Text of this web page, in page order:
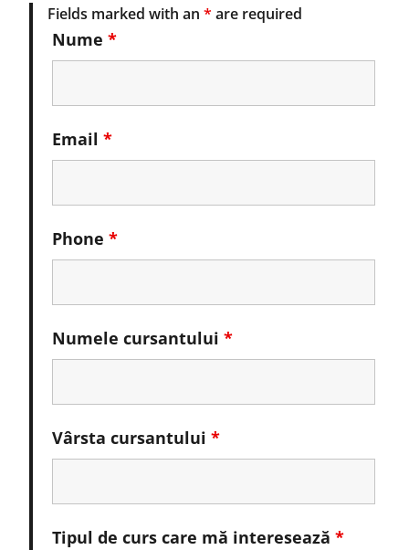
Fields marked with an * are required
Nume *
Email *
Phone *
Numele cursantului *
Vârsta cursantului *
Tipul de curs care mă interesează *